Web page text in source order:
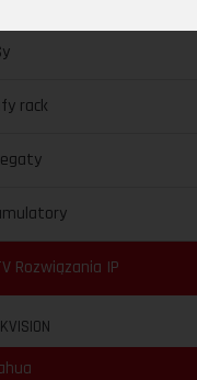
rack
Rozwiązania IP